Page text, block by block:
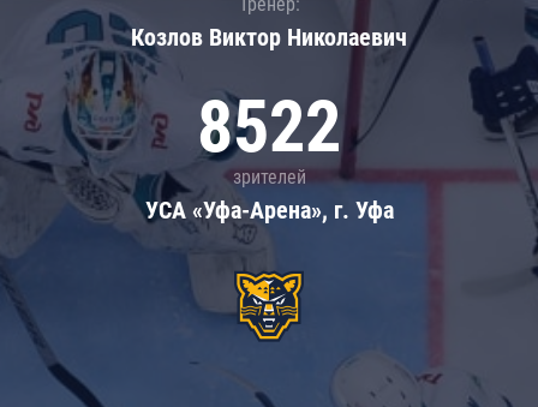
Козлов Виктор Николаевич
8522
зрителей
УСА «Уфа-Арена», г. Уфа